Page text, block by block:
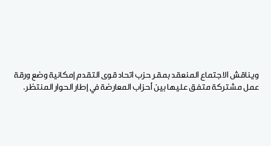
ويناقش الاجتماع المنعقد بمقر حزب اتحاد قوى التقدم إمكانية وضع ورقة
عمل مشتركة متفق عليها بين أحزاب المعارضة في إطار الحوار المنتظر.